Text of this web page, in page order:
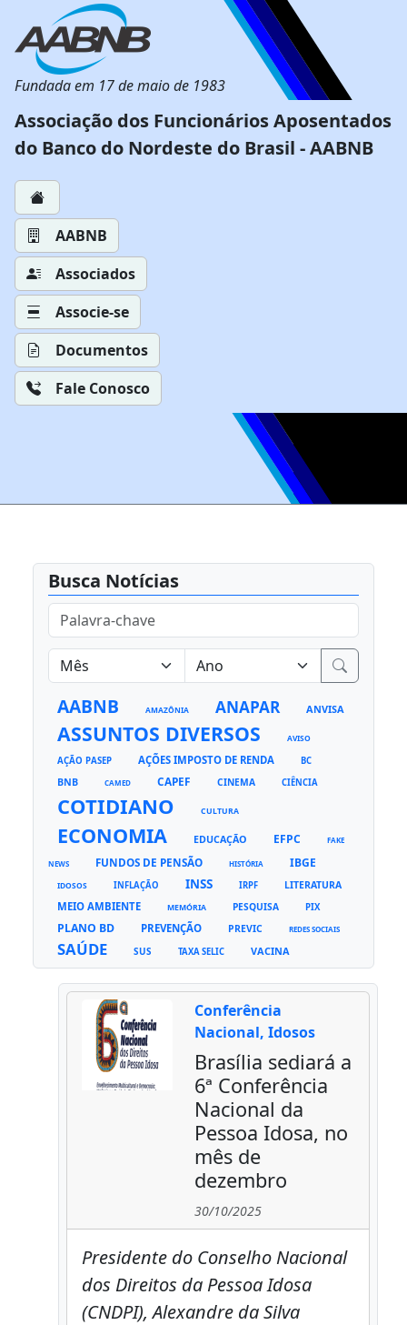
Fundada em 17 de maio de 1983
Associação dos Funcionários Aposentados
do Banco do Nordeste do Brasil - AABNB
AABNB
Associados
Associe-se
Documentos
Fale Conosco
Busca Notícias
AABNB AMAZÔNIA ANAPAR ANVISA
ASSUNTOS DIVERSOS AVISO
AÇÃO PASEP AÇÕES IMPOSTO DE RENDA BC
BNB CAMED CAPEF CINEMA CIÊNCIA
COTIDIANO CULTURA
ECONOMIA EDUCAÇÃO EFPC FAKE
NEWS FUNDOS DE PENSÃO HISTÓRIA IBGE
IDOSOS INFLAÇÃO INSS IRPF LITERATURA
MEIO AMBIENTE MEMÓRIA PESQUISA PIX
PLANO BD PREVENÇÃO PREVIC REDES SOCIAIS
SAÚDE SUS TAXA SELIC VACINA
Conferência
Nacional, Idosos
Brasília sediará a
6ª Conferência
Nacional da
Pessoa Idosa, no
mês de
dezembro
30/10/2025
Presidente do Conselho Nacional
dos Direitos da Pessoa Idosa
(CNDPI), Alexandre da Silva